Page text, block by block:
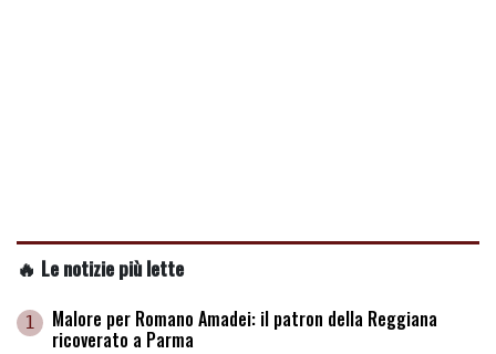
🔥 Le notizie più lette
1 Malore per Romano Amadei: il patron della Reggiana
ricoverato a Parma